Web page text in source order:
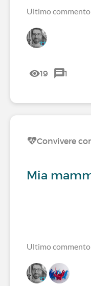
Ultimo
19 1
Convivere
Mia
Ultimo